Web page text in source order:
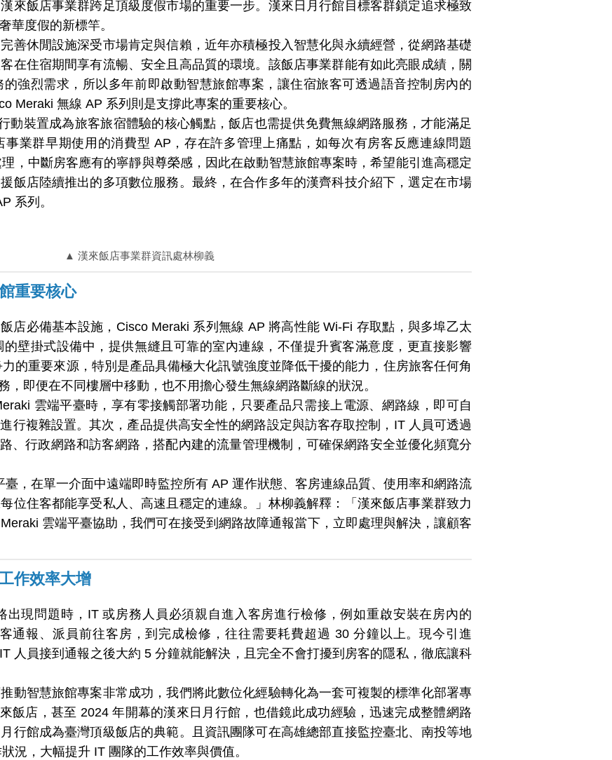
來飯店事業群跨足頂級度假市場的重要一步。漢來日月行館目標客群鎖定追求極致
華度假的新標竿。
善休閒設施深受市場肯定與信賴，近年亦積極投入智慧化與永續經營，從網路基礎
在住宿期間享有流暢、安全且高品質的環境。該飯店事業群能有如此亮眼成績，關
強烈需求，所以多年前即啟動智慧旅館專案，讓住宿旅客可透過語音控制房內的
Meraki 無線 AP 系列則是支撐此專案的重要核心。
動裝置成為旅客旅宿體驗的核心觸點，飯店也需提供免費無線網路服務，才能滿足
業群早期使用的消費型 AP，存在許多管理上痛點，如每次有房客反應連線問題
，中斷房客應有的寧靜與尊榮感，因此在啟動智慧旅館專案時，希望能引進高穩定
飯店陸續推出的多項數位服務。最終，在合作多年的漢齊科技介紹下，選定在市場
系列。
▲ 漢來飯店事業群資訊處林柳義
重要核心
店必備基本設施，Cisco Meraki 系列無線 AP 將高性能 Wi-Fi 存取點，與多埠乙太
壁掛式設備中，提供無縫且可靠的室內連線，不僅提升賓客滿意度，更直接影響
的重要來源，特別是產品具備極大化訊號強度並降低干擾的能力，住房旅客任何角
，即便在不同樓層中移動，也不用擔心發生無線網路斷線的狀況。
雲端平臺時，享有零接觸部署功能，只要產品只需接上電源、網路線，即可自
行複雜設置。其次，產品提供高安全性的網路設定與訪客存取控制，IT 人員可透過
、行政網路和訪客網路，搭配內建的流量管理機制，可確保網路安全並優化頻寬分
臺，在單一介面中遠端即時監控所有 AP 運作狀態、客房連線品質、使用率和網路流
位住客都能享受私人、高速且穩定的連線。」林柳義解釋：「漢來飯店事業群致力
雲端平臺協助，我們可在接受到網路故障通報當下，立即處理與解決，讓顧客
作效率大增
出現問題時，IT 或房務人員必須親自進入客房進行檢修，例如重啟安裝在房內的
通報、派員前往客房，到完成檢修，往往需要耗費超過 30 分鐘以上。現今引進
人員接到通報之後大約 5 分鐘就能解決，且完全不會打擾到房客的隱私，徹底讓科
動智慧旅館專案非常成功，我們將此數位化經驗轉化為一套可複製的標準化部署專
飯店，甚至 2024 年開幕的漢來日月行館，也借鏡此成功經驗，迅速完成整體網路
行館成為臺灣頂級飯店的典範。且資訊團隊可在高雄總部直接監控臺北、南投等地
況，大幅提升 IT 團隊的工作效率與價值。